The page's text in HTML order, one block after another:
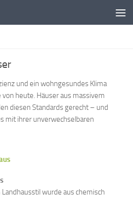
und ein wohngesundes Klima
heute. Häuser aus massivem
diesen Standards gerecht – und
mit ihrer unverwechselbaren
wurde aus chemisch